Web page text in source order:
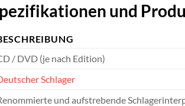
und
/ DVD (je nach Edition)
Schlager
und aufstrebende